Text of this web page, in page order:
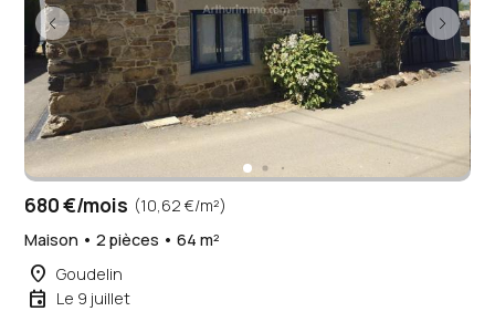
680 €/mois (10,62 €/m²)
Maison • 2 pièces • 64 m²
place Goudelin
event Le 9 juillet